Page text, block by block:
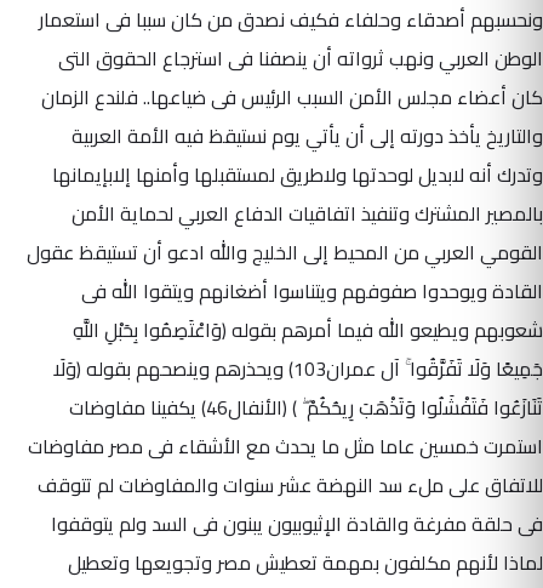
ونحسبهم أصدقاء وحلفاء فكيف نصدق من كان سببا فى استعمار
الوطن العربي ونهب ثرواته أن ينصفنا فى استرجاع الحقوق التى
كان أعضاء مجلس الأمن السبب الرئيس فى ضياعها.. فلندع الزمان
والتاريخ يأخذ دورته إلى أن يأتي يوم نستيقظ فيه الأمة العربية
وتدرك أنه لابديل لوحدتها ولاطريق لمستقبلها وأمنها إلابإيمانها
بالمصير المشترك وتنفيذ اتفاقيات الدفاع العربي لحماية الأمن
القومي العربي من المحيط إلى الخليج والله ادعو أن تستيقظ عقول
القادة ويوحدوا صفوفهم ويتناسوا أضغانهم ويتقوا الله فى
شعوبهم ويطيعو الله فيما أمرهم بقوله (وَاعْتَصِمُوا بِحَبْلِ اللَّهِ
جَمِيعًا وَلَا تَفَرَّقُوا ۚ آل عمران103) ويحذرهم وينصحهم بقوله (وَلَا
تَنَازَعُوا فَتَفْشَلُوا وَتَذْهَبَ رِيحُكُمْ ۖ ) (الأنفال46) يكفينا مفاوضات
استمرت خمسين عاما مثل ما يحدث مع الأشقاء فى مصر مفاوضات
للاتفاق على ملء سد النهضة عشر سنوات والمفاوضات لم تتوقف
فى حلقة مفرغة والقادة الإثيوبيون يبنون فى السد ولم يتوقفوا
لماذا لأنهم مكلفون بمهمة تعطيش مصر وتجويعها وتعطيل